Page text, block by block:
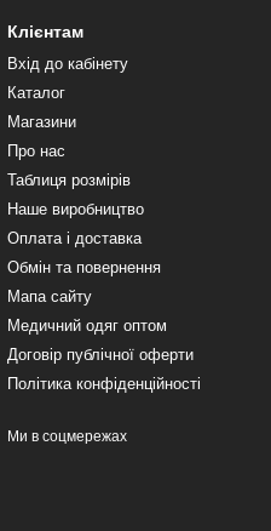
Клієнтам
Вхід до кабінету
Каталог
Магазини
Про нас
Таблиця розмірів
Наше виробництво
Оплата і доставка
Обмін та повернення
Мапа сайту
Медичний одяг оптом
Договір публічної оферти
Політика конфіденційності
Ми в соцмережах